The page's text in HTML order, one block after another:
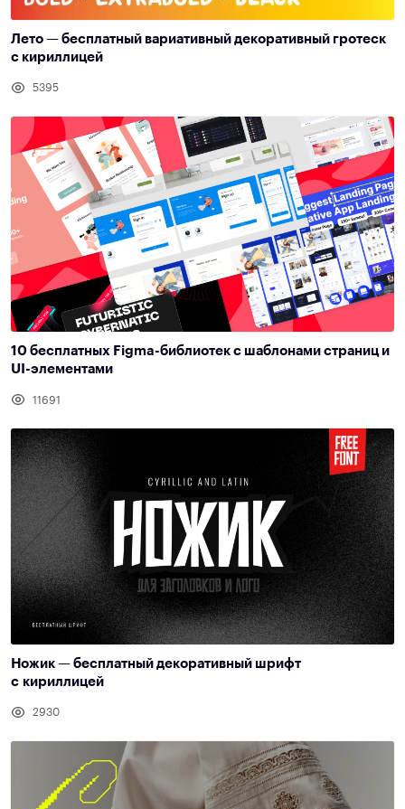
Лето — бесплатный вариативный декоративный гротеск
с кириллицей
5395
10 бесплатных Figma-библиотек с шаблонами страниц и
UI-элементами
11691
Ножик — бесплатный декоративный шрифт
с кириллицей
2930